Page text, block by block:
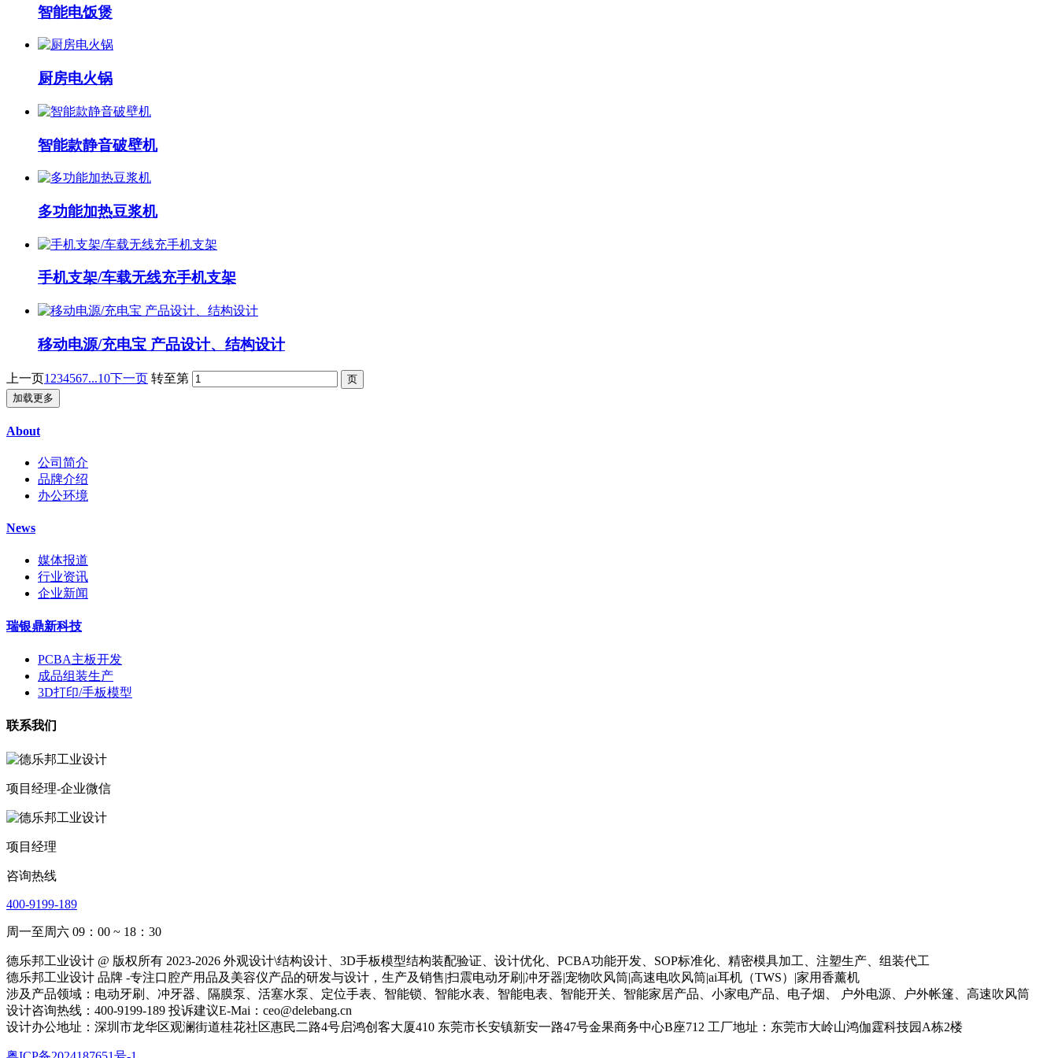
智能电饭煲
厨房电火锅
智能款静音破壁机
多功能加热豆浆机
手机支架/车载无线充手机支架
移动电源/充电宝 产品设计、结构设计
上一页1 234567...10下一页 转至第
加载更多
About
公司简介
品牌介绍
办公环境
News
媒体报道
行业资讯
企业新闻
瑞银鼎新科技
PCBA主板开发
成品组装生产
3D打印/手板模型
联系我们
项目经理-企业微信
项目经理
咨询热线
400-9199-189
周一至周六 09：00 ~ 18：30
德乐邦工业设计 @ 版权所有 2023-2026 外观设计\结构设计、3D手板模型结构装配验证、设计优化、PCBA功能开发、SOP标准化、精密模具加工、注塑生产、组装代工
德乐邦工业设计 品牌 -专注口腔产用品及美容仪产品的研发与设计，生产及销售|扫震电动牙刷|冲牙器|宠物吹风筒|高速电吹风筒|ai耳机（TWS）|家用香薰机
涉及产品领域：电动牙刷、冲牙器、隔膜泵、活塞水泵、定位手表、智能锁、智能水表、智能电表、智能开关、智能家居产品、小家电产品、电子烟、 户外电源、户外帐篷、高速吹风筒
设计咨询热线：400-9199-189 投诉建议E-Mai：ceo@delebang.cn
设计办公地址：深圳市龙华区观澜街道桂花社区惠民二路4号启鸿创客大厦410 东莞市长安镇新安一路47号金果商务中心B座712 工厂地址：东莞市大岭山鸿伽霆科技园A栋2楼